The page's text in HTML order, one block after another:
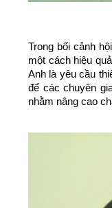
Trong bối cảnh
một cách hiệu
Anh là yêu cầu
để các chuyên
nhằm nâng cao